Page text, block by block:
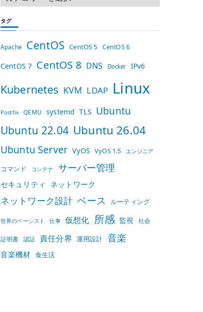
タグ
Apache CentOS CentOS 5 CentOS 6
CentOS 7 CentOS 8 DNS Docker IPv6
Kubernetes KVM LDAP Linux
Postfix QEMU systemd TLS Ubuntu
Ubuntu 22.04 Ubuntu 26.04
Ubuntu Server VyOS VyOS 1.5 エンジニア
コマンド コンテナ サーバー管理
セキュリティ ネットワーク
ネットワーク設計 ベース ルーティング
世界のベーシスト 仕事 仮想化 所感 監視 社会
証明書 認証 責任分界 運用設計 音楽
音楽機材 食生活